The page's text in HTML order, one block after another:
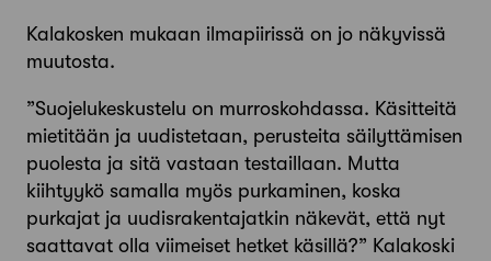
Kalakosken mukaan ilmapiirissä on jo näkyvissä
muutosta.
”Suojelukeskustelu on murroskohdassa. Käsitteitä
mietitään ja uudistetaan, perusteita säilyttämisen
puolesta ja sitä vastaan testaillaan. Mutta
kiihtyykö samalla myös purkaminen, koska
purkajat ja uudisrakentajatkin näkevät, että nyt
saattavat olla viimeiset hetket käsillä?” Kalakoski